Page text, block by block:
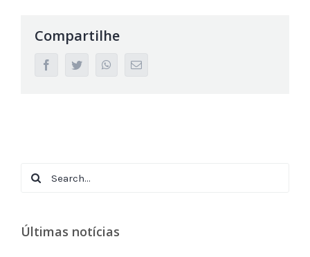
Compartilhe
facebooktwitter whatsappEmail
Search
Últimas notícias